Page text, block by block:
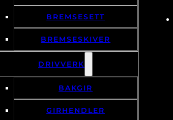
BREMSESETT
BREMSESKIVER
DRIVVERK
BAKGIR
GIRHENDLER